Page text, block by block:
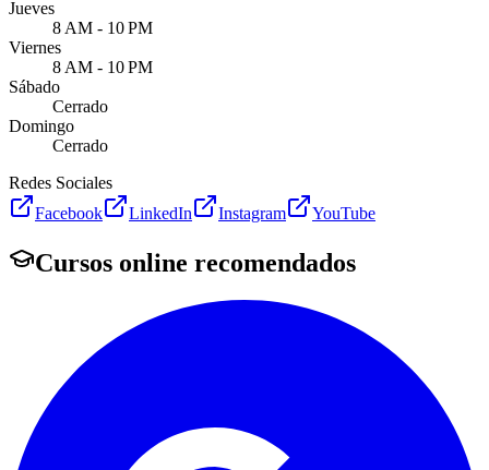
Jueves
8 AM - 10 PM
Viernes
8 AM - 10 PM
Sábado
Cerrado
Domingo
Cerrado
Redes Sociales
Facebook
LinkedIn Instagram YouTube
Cursos online recomendados